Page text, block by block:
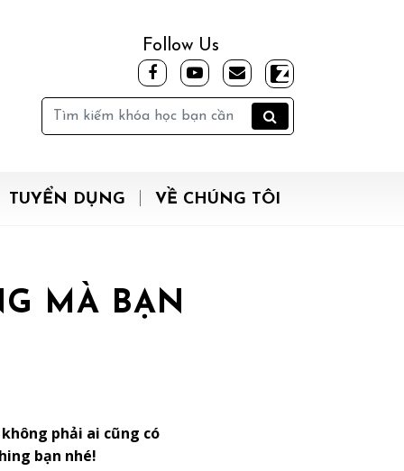
Follow Us
TUYỂN DỤNG VỀ CHÚNG TÔI
MÀ BẠN
phải ai cũng có
bạn nhé!